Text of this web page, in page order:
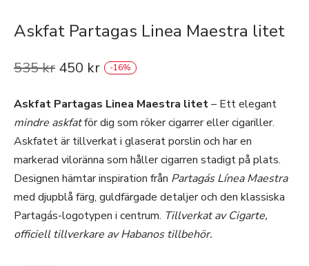
Askfat Partagas Linea Maestra litet
535kr 450 kr -16%
Askfat Partagas Linea Maestra litet– Ett elegant
mindre askfatför dig som röker cigarrer eller cigariller.
Askfatet är tillverkat i glaserat porslin och har en
markerad viloränna som håller cigarren stadigt på plats.
Designen hämtar inspiration från Partagás Línea Maestra
med djupblå färg, guldfärgade detaljer och den klassiska
Partagás-logotypen i centrum. Tillverkat av Cigarte,
officiell tillverkare av Habanos tillbehör.